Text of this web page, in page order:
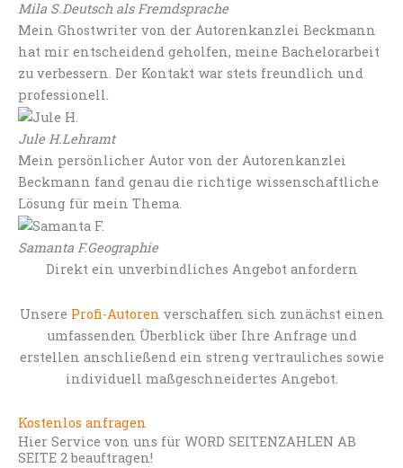
Mila S.Deutsch als Fremdsprache
Mein Ghostwriter von der Autorenkanzlei Beckmann
hat mir entscheidend geholfen, meine Bachelorarbeit
zu verbessern. Der Kontakt war stets freundlich und
professionell.
Jule H.Lehramt
Mein persönlicher Autor von der Autorenkanzlei
Beckmann fand genau die richtige wissenschaftliche
Lösung für mein Thema.
Samanta F.Geographie
Direkt ein unverbindliches Angebot anfordern
Unsere Profi-Autoren verschaffen sich zunächst einen
umfassenden Überblick über Ihre Anfrage und
erstellen anschließend ein streng vertrauliches sowie
individuell maßgeschneidertes Angebot.
Kostenlos anfragen
Hier Service von uns für WORD SEITENZAHLEN AB
SEITE 2 beauftragen!